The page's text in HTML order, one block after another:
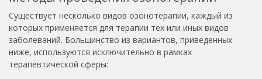
Существует несколько видов озонотерапии, каждый из
которых применяется для терапии тех или иных видов
заболеваний. Большинство из вариантов, приведенных
ниже, используются исключительно в рамках
терапевтической сферы: